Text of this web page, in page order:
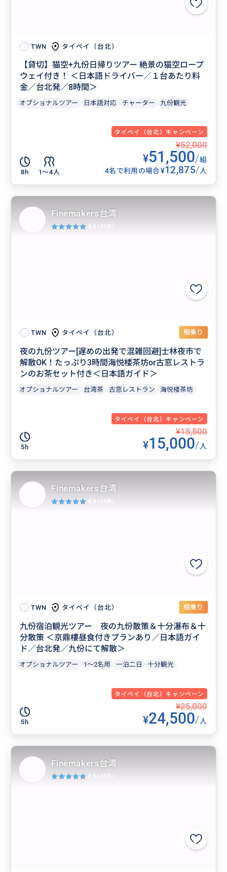
TWN タイペイ（台北）
【貸切】猫空+九份日帰りツアー 絶景の猫空ロープ
ウェイ付き！ ＜日本語ドライバー／１台あたり料
金／台北発／8時間＞
オプショナルツアー 日本語対応 チャーター 九份観光
タイペイ（台北）キャンペーン
8h 1〜4人
¥52,000
¥51,500/組
4名で利用の場合¥12,875/人
TWN タイペイ（台北） 相乗り
夜の九份ツアー[遅めの出発で混雑回避]士林夜市で
解散OK！たっぷり3時間海悦楼茶坊or古窓レストラ
ンのお茶セット付き＜日本語ガイド＞
オプショナルツアー 台湾茶 古窓レストラン 海悦楼茶坊
タイペイ（台北）キャンペーン
5h
¥15,500
¥15,000/人
Finemakers台湾
4.9 (45件)
TWN タイペイ（台北） 相乗り
九份宿泊観光ツアー 夜の九份散策＆十分瀑布＆十
分散策 ＜京鼎樓昼食付きプランあり／日本語ガイ
ド／台北発／九份にて解散＞
オプショナルツアー 1～2名用 一泊二日 十分観光
タイペイ（台北）キャンペーン
5h
¥25,000
¥24,500/人
Finemakers台湾
4.9 (45件)
Finemakers台湾
4.9 (45件)